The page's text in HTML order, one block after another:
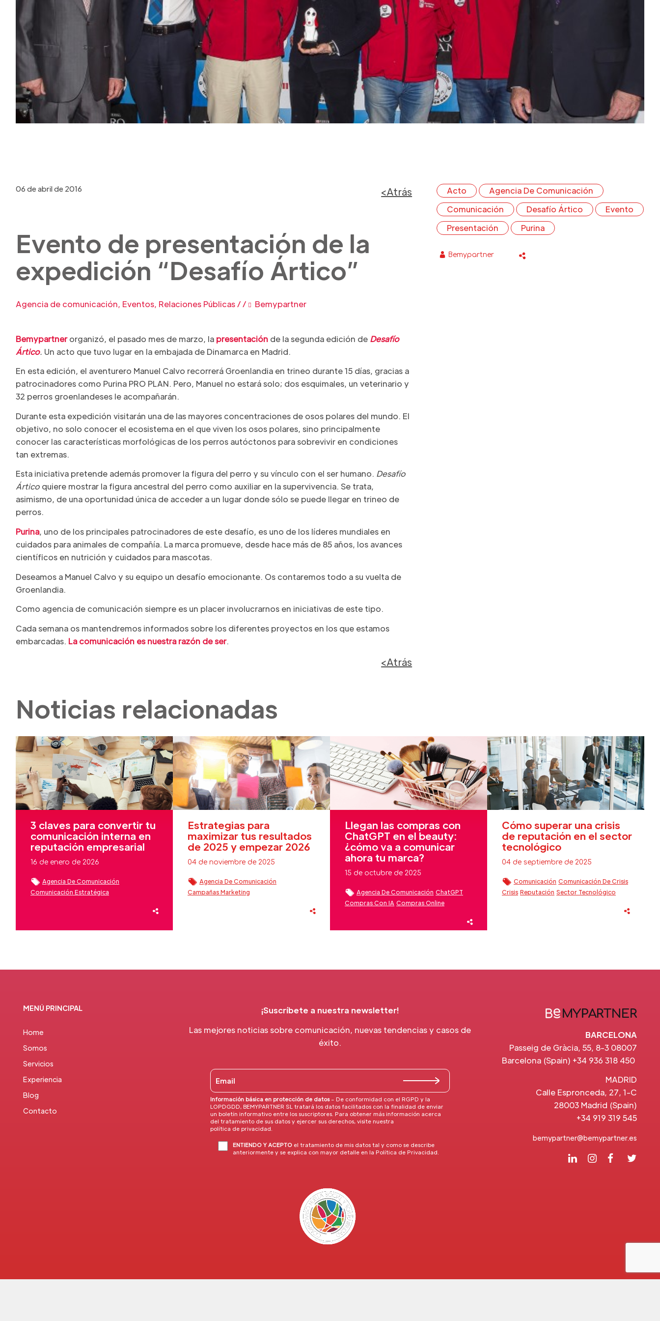
06 de abril de 2016 <Atrás
Evento de presentación de la
expedición “Desafío Ártico”
Agencia de comunicación, Eventos, Relaciones Públicas// Bemypartner
Bemypartnerorganizó, el pasado mes de marzo, la presentación de la segunda edición de Desafío
Ártico. Un acto que tuvo lugar en la embajada de Dinamarca en Madrid.
En esta edición, el aventurero Manuel Calvo recorrerá Groenlandia en trineo durante 15 días, gracias a
patrocinadores como Purina PRO PLAN. Pero, Manuel no estará solo; dos esquimales, un veterinario y
32 perros groenlandeses le acompañarán.
Durante esta expedición visitarán una de las mayores concentraciones de osos polares del mundo. El
objetivo, no solo conocer el ecosistema en el que viven los osos polares, sino principalmente
conocer las características morfológicas de los perros autóctonos para sobrevivir en condiciones
tan extremas.
Esta iniciativa pretende además promover la figura del perro y su vínculo con el ser humano. Desafío
Ártico quiere mostrar la figura ancestral del perro como auxiliar en la supervivencia. Se trata,
asimismo, de una oportunidad única de acceder a un lugar donde sólo se puede llegar en trineo de
perros.
Purina, uno de los principales patrocinadores de este desafío, es uno de los líderes mundiales en
cuidados para animales de compañía. La marca promueve, desde hace más de 85 años, los avances
científicos en nutrición y cuidados para mascotas.
Deseamos a Manuel Calvo y su equipo un desafío emocionante. Os contaremos todo a su vuelta de
Groenlandia.
Como agencia de comunicación siempre es un placer involucrarnos en iniciativas de este tipo.
Cada semana os mantendremos informados sobre los diferentes proyectos en los que estamos
embarcadas. La comunicación es nuestra razón de ser.
<Atrás
Acto
Agencia De Comunicación
Comunicación
Desafío Ártico
Evento
Presentación
Purina
Bemypartner
Noticias relacionadas
3 claves para convertir tu
comunicación interna en
reputación empresarial
16 de enero de 2026
Agencia De Comunicación
Comunicación Estratégica
Estrategias para
maximizar tus resultados
de 2025 y empezar 2026
04 de noviembre de 2025
Agencia De Comunicación
Campañas Marketing
Llegan las compras con
ChatGPT en el beauty:
¿cómo va a comunicar
ahora tu marca?
15 de octubre de 2025
Agencia De Comunicación ChatGPT
Compras Con IA Compras Online
Cómo superar una crisis
de reputación en el sector
tecnológico
04 de septiembre de 2025
Comunicación Comunicación De Crisis
Crisis Reputación Sector Tecnológico
MENÚ PRINCIPAL
Home
Somos
Servicios
Experiencia
Blog
Contacto
¡Suscríbete a nuestra newsletter!
Las mejores noticias sobre comunicación, nuevas tendencias y casos de
éxito.
Información básica en protección de datos– De conformidad con el RGPD y la
LOPDGDD, BEMYPARTNER SL tratará los datos facilitados con la finalidad de enviar
un boletín informativo entre los suscriptores. Para obtener más información acerca
del tratamiento de sus datos y ejercer sus derechos, visite nuestra
política de privacidad
ENTIENDO Y ACEPTO el tratamiento de mis datos tal y como se describe
anteriormente y se explica con mayor detalle en la Política de Privacidad
BARCELONA
Passeig de Gràcia, 55, 8-3 08007
Barcelona (Spain) +34 936 318 450
MADRID
Calle Espronceda, 27, 1-C
28003 Madrid (Spain)
+34 919 319 545
bemypartner@bemypartner.es